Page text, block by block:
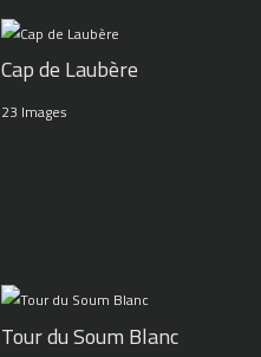
Cap de Laubère
23 Images
Tour du Soum Blanc